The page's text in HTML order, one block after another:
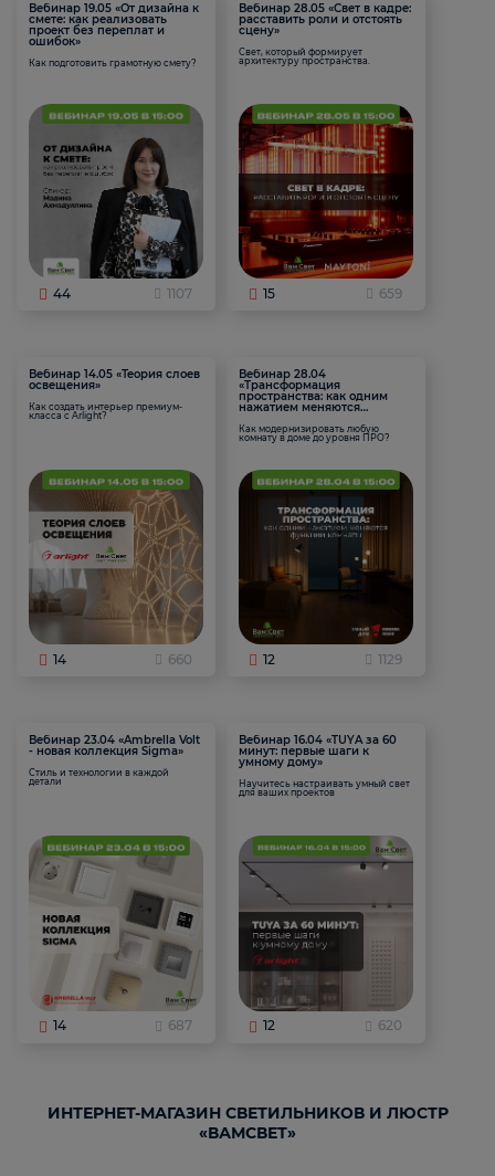
Вебинар 19.05 «От дизайна к
смете: как реализовать
проект без переплат и
ошибок»
Как подготовить грамотную смету?
44 1107
Вебинар 28.05 «Свет в кадре:
расставить роли и отстоять
сцену»
Свет, который формирует
архитектуру пространства.
15 659
Вебинар 14.05 «Теория слоев
освещения»
Как создать интерьер премиум-
класса с Arlight?
14 660
Вебинар 28.04
«Трансформация
пространства: как одним
нажатием меняются
Как модернизировать любую
комнату в доме до уровня ПРО?
12 1129
Вебинар 23.04 «Ambrella Volt
- новая коллекция Sigma»
Стиль и технологии в каждой
детали
14 687
Вебинар 16.04 «TUYA за 60
минут: первые шаги к
умному дому»
Научитесь настраивать умный свет
для ваших проектов
12 620
ИНТЕРНЕТ-МАГАЗИН СВЕТИЛЬНИКОВ И ЛЮСТР
«ВАМСВЕТ»